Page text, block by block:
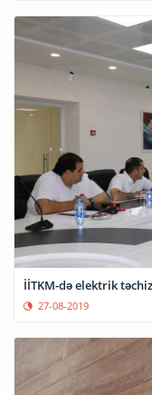
İİTKM-də elektrik
27-08-2019